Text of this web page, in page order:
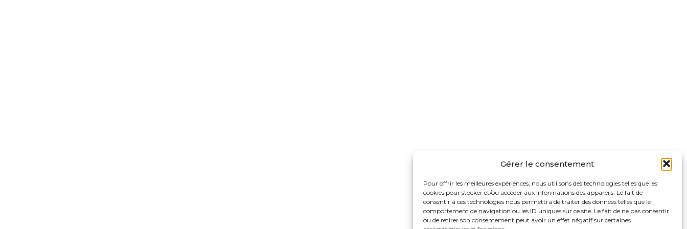
Gérer le consentement
Pour offrir les meilleures expériences, nous utilisons des technologies telles que les
cookies pour stocker et/ou accéder aux informations des appareils. Le fait de
consentir à ces technologies nous permettra de traiter des données telles que le
comportement de navigation ou les ID uniques sur ce site. Le fait de ne pas consentir
ou de retirer son consentement peut avoir un effet négatif sur certaines